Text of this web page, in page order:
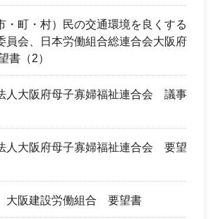
・町・村）民の交通環境を良くする
員会、日本労働組合総連合会大阪府
書（2）
人大阪府母子寡婦福祉連合会 議事
人大阪府母子寡婦福祉連合会 要望
阪建設労働組合 要望書